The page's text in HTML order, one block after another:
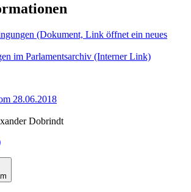
(Dokument, Link öffnet ein neues
im Parlamentsarchiv (Interner Link)
28.06.2018
Dobrindt